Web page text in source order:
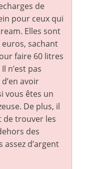
de
pour ceux qui
Elles sont
euros, sachant
faire 60 litres
n’est pas
avoir
vous êtes un
De plus, il
de trouver les
des
d’argent